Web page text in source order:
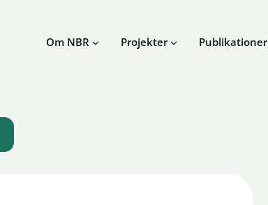
Om NBR Projekter Publikationer